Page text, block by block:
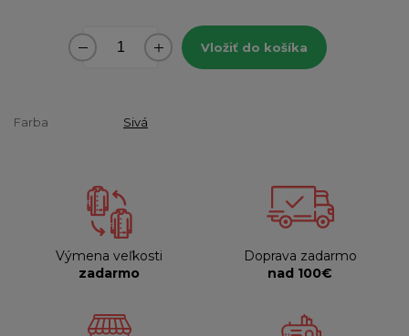
Vložiť do košíka
Farba Sivá
Výmena veľkosti
zadarmo
Doprava zadarmo
nad 100€